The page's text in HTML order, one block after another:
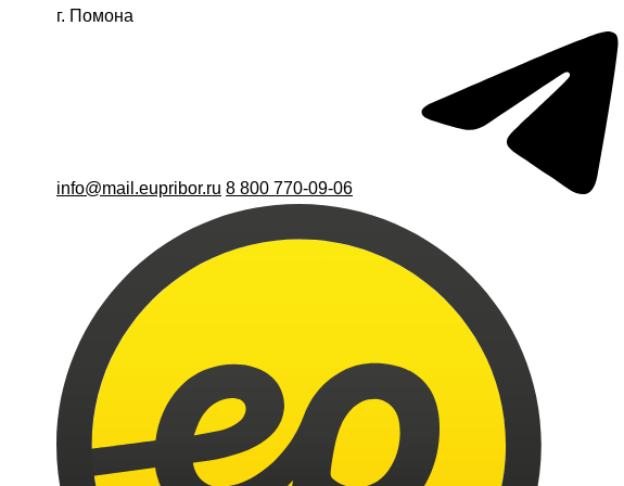
г. Помона
info@mail.eupribor.ru 8 800 770-09-06